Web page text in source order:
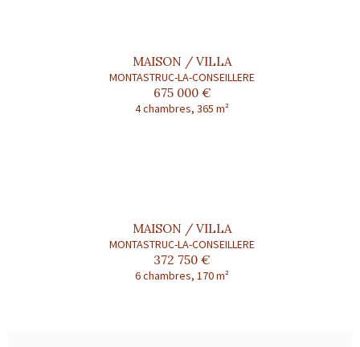
MAISON / VILLA
MONTASTRUC-LA-CONSEILLERE
675 000 €
4 chambres, 365 m²
MAISON / VILLA
MONTASTRUC-LA-CONSEILLERE
372 750 €
6 chambres, 170 m²